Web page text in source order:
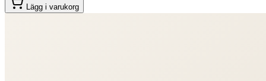
Lägg i varukorg